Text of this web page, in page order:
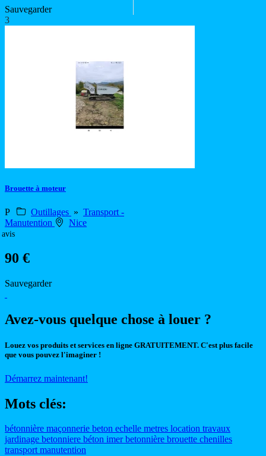
Sauvegarder
3
Brouette à moteur
P Outillages » Transport -
Manutention
Nice
avis
90 €
Sauvegarder
Avez-vous quelque chose à louer ?
Louez vos produits et services en ligne GRATUITEMENT. C'est plus facile
que vous pouvez l'imaginer !
Démarrez maintenant!
Mots clés:
bétonnière maçonnerie beton echelle metres location travaux
jardinage betonniere béton imerbetonnière brouette chenilles
transportmanutention